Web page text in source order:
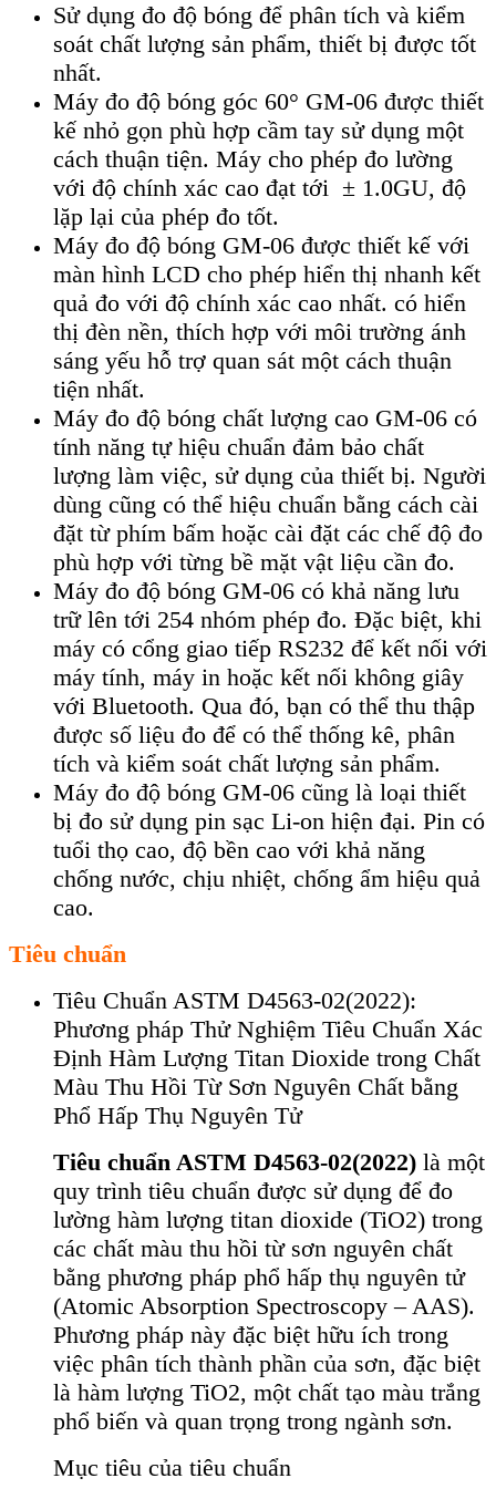
Sử dụng đo độ bóng để phân tích và kiểm
soát chất lượng sản phẩm, thiết bị được tốt
nhất.
Máy đo độ bóng góc 60° GM-06 được thiết
kế nhỏ gọn phù hợp cầm tay sử dụng một
cách thuận tiện. Máy cho phép đo lường
với độ chính xác cao đạt tới ± 1.0GU, độ
lặp lại của phép đo tốt.
Máy đo độ bóng GM-06 được thiết kế với
màn hình LCD cho phép hiển thị nhanh kết
quả đo với độ chính xác cao nhất. có hiển
thị đèn nền, thích hợp với môi trường ánh
sáng yếu hỗ trợ quan sát một cách thuận
tiện nhất.
Máy đo độ bóng chất lượng cao GM-06 có
tính năng tự hiệu chuẩn đảm bảo chất
lượng làm việc, sử dụng của thiết bị. Người
dùng cũng có thể hiệu chuẩn bằng cách cài
đặt từ phím bấm hoặc cài đặt các chế độ đo
phù hợp với từng bề mặt vật liệu cần đo.
Máy đo độ bóng GM-06 có khả năng lưu
trữ lên tới 254 nhóm phép đo. Đặc biệt, khi
máy có cổng giao tiếp RS232 để kết nối với
máy tính, máy in hoặc kết nối không giây
với Bluetooth. Qua đó, bạn có thể thu thập
được số liệu đo để có thể thống kê, phân
tích và kiểm soát chất lượng sản phẩm.
Máy đo độ bóng GM-06 cũng là loại thiết
bị đo sử dụng pin sạc Li-on hiện đại. Pin có
tuổi thọ cao, độ bền cao với khả năng
chống nước, chịu nhiệt, chống ẩm hiệu quả
cao.
Tiêu chuẩn
Tiêu Chuẩn ASTM D4563-02(2022):
Phương pháp Thử Nghiệm Tiêu Chuẩn Xác
Định Hàm Lượng Titan Dioxide trong Chất
Màu Thu Hồi Từ Sơn Nguyên Chất bằng
Phổ Hấp Thụ Nguyên Tử
Tiêu chuẩn ASTM D4563-02(2022) là một
quy trình tiêu chuẩn được sử dụng để đo
lường hàm lượng titan dioxide (TiO2) trong
các chất màu thu hồi từ sơn nguyên chất
bằng phương pháp phổ hấp thụ nguyên tử
(Atomic Absorption Spectroscopy – AAS).
Phương pháp này đặc biệt hữu ích trong
việc phân tích thành phần của sơn, đặc biệt
là hàm lượng TiO2, một chất tạo màu trắng
phổ biến và quan trọng trong ngành sơn.
Mục tiêu của tiêu chuẩn